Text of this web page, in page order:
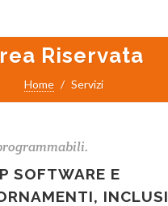
Riservata
Home Servizi
SOFTWARE E
INCLUSI